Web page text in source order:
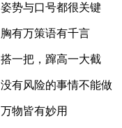
姿势与口号都很关键
胸有万策语有千言
搭一把，蹿高一大截
没有风险的事情不能做
万物皆有妙用